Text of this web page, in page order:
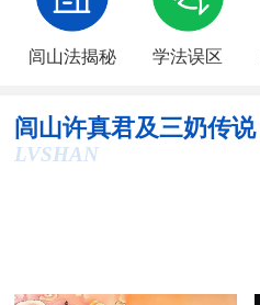
闾山法揭秘 学法误区
闾山许真君及三奶传说
LVSHAN